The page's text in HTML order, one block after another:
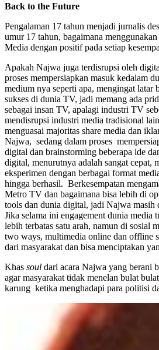
Back to the Future
Pengalaman 17 tahun menjadi jurnalis
umur 17 tahun, bagaimana
Media dengan positif pada setiap
Apakah Najwa juga terdisrupsi oleh
proses mempersiapkan masuk kedalam
medium nya seperti apa, mengingat latar
sukses di dunia TV, jadi memang ada
sebagai insan TV, apalagi industri TV
mendisrupsi industri media tradisional
menguasai majoritas share media dan
Najwa, sedang dalam proses
digital dan brainstorming beberapa ide
digital, menurutnya adalah sangat cepat,
eksperimen dengan berbagai format
hingga berhasil. Berkesempatan
Metro TV dan bagaimana bisa lebih di
tools dan dunia digital, jadi Najwa masih
Jika selama ini engagement dunia media
lebih terbatas satu arah, namun di sosial
two ways, multimedia online dan offline
dari masyarakat dan bisa menciptakan
Khas soul dari acara Najwa yang berani
agar masyarakat tidak menelan bulat
karung ketika menghadapi para politisi